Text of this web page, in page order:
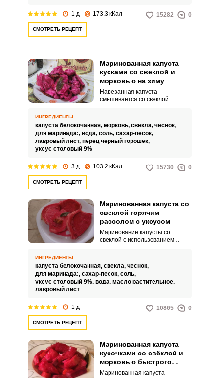
1 д 173.3 кКал 15282 0
СМОТРЕТЬ РЕЦЕПТ
Маринованная капуста
кусками со свеклой и
морковью на зиму
Нарезанная капуста
смешивается со свеклой
воды, соли, сахара, лаврового
листа и уксуса.
ИНГРЕДИЕНТЫ
капуста белокочанная, морковь, свекла, чеснок,
для маринада:, вода, соль, сахар-песок,
лавровый лист, перец чёрный горошек,
уксус столовый 9%
3 д 103.2 кКал 15730 0
СМОТРЕТЬ РЕЦЕПТ
Маринованная капуста со
свеклой горячим
рассолом с уксусом
Маринование капусты со
свеклой с использованием
за 1–2 суток ароматную и
хрустящую закуску, в отличие от
холодной заливки. Капуста
свеклой неравномерно –
прожилки, что придает блюду
красивый эффект.
ИНГРЕДИЕНТЫ
капуста белокочанная, свекла, чеснок,
для маринада:, сахар-песок, соль,
уксус столовый 9%, вода, масло растительное,
лавровый лист
1 д 10865 0
СМОТРЕТЬ РЕЦЕПТ
Маринованная капуста
кусочками со свёклой и
морковью быстрого
приготовления
Маринованная капуста